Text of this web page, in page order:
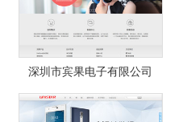
深圳市宾果电子有限公司